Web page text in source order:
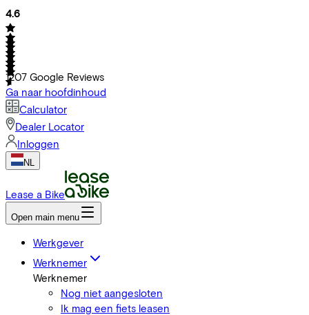
4.6
1207 Google Reviews
Ga naar hoofdinhoud
Calculator
Dealer Locator
Inloggen
NL
Lease a Bike
Open main menu
Werkgever
Werknemer
Werknemer
Nog niet aangesloten
Ik mag een fiets leasen